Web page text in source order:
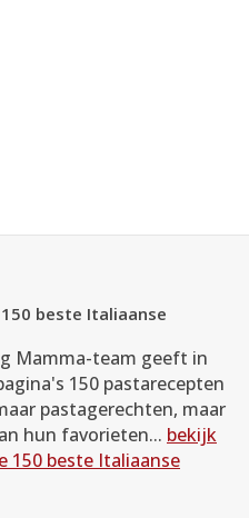
beste Italiaanse
Mamma-team geeft in
150 pastarecepten
pastagerechten, maar
hun favorieten... bekijk
150 beste Italiaanse